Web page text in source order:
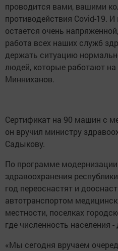
проводится вами, вашими
противодействия Covid-19.
остается очень
работа всех наших служб
держать ситуацию
людей, которые работают на
Минниханов.
Сертификат на 90 машин с
он вручил министру
Садыкову.
По программе модернизации
здравоохранения
год переоснастят и
автотранспортом
местности, поселках
где численность населения
«Мы сегодня вручаем